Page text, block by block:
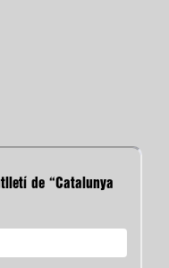
de “Catalunya